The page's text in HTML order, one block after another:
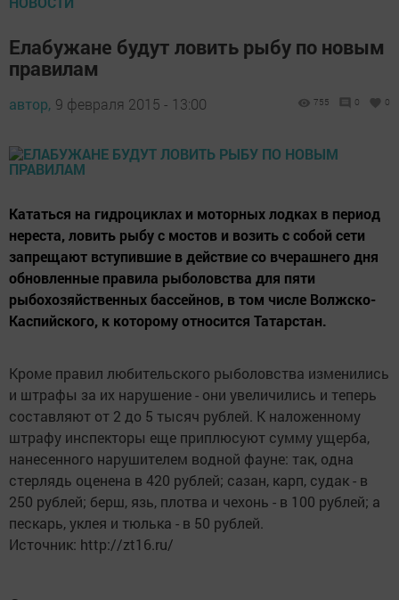
Елабужане будут ловить рыбу по новым
правилам
автор, 9 февраля 2015 - 13:00 755 0 0
Кататься на гидроциклах и моторных лодках в период
нереста, ловить рыбу с мостов и возить с собой сети
запрещают вступившие в действие со вчерашнего дня
обновленные правила рыболовства для пяти
рыбохозяйственных бассейнов, в том числе Волжско-
Каспийского, к которому относится Татарстан.
Кроме правил любительского рыболовства изменились
и штрафы за их нарушение - они увеличились и теперь
составляют от 2 до 5 тысяч рублей. К наложенному
штрафу инспекторы еще приплюсуют сумму ущерба,
нанесенного нарушителем водной фауне: так, одна
стерлядь оценена в 420 рублей; сазан, карп, судак - в
250 рублей; берш, язь, плотва и чехонь - в 100 рублей; а
пескарь, уклея и тюлька - в 50 рублей.
Источник: http://zt16.ru/